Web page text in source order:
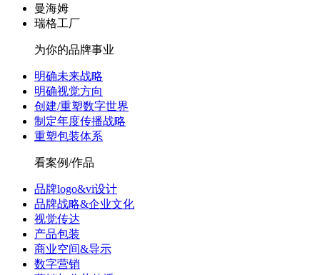
曼海姆
瑞格工厂
为你的品牌事业
明确未来战略
明确视觉方向
创建/重塑数字世界
制定年度传播战略
重塑包装体系
看案例/作品
品牌logo&vi设计
品牌战略&企业文化
视觉传达
产品包装
商业空间&导示
数字营销